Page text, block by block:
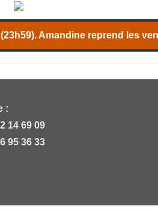
Amandine reprend les
:
14 69 09
95 36 33